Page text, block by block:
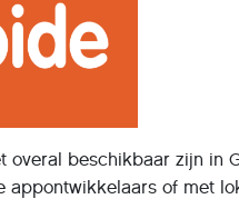
overal beschikbaar zijn in
of met